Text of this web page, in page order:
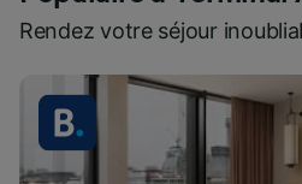
Rendez votre séjour